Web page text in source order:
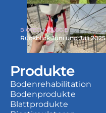
BIOTECHNOLOGIE
Rückblick Juni und Juli 2025
Produkte
Bodenrehabilitation
Bodenprodukte
Blattprodukte